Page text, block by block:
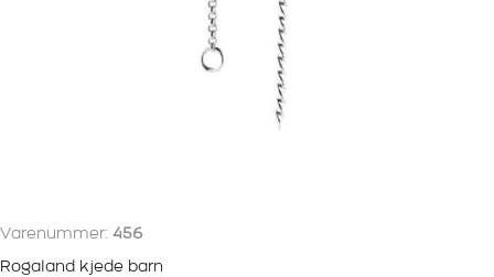
Varenummer: 456
Rogaland kjede barn